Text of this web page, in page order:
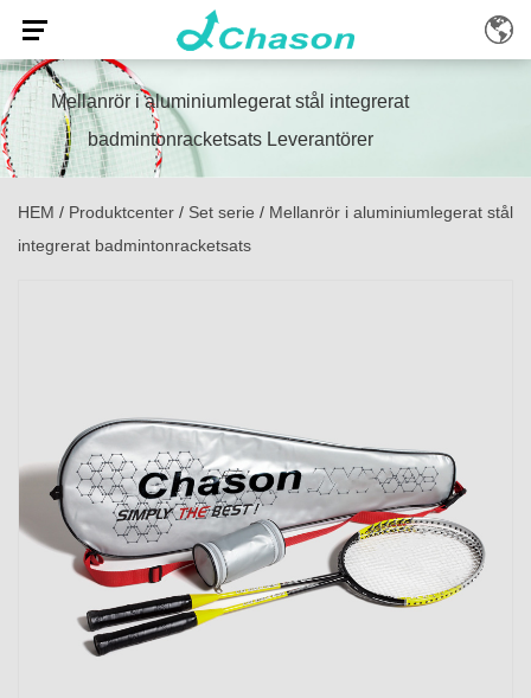
Mellanrör i aluminiumlegerat stål integrerat
badmintonracketsats Leverantörer
HEM / Produktcenter / Set serie / Mellanrör i aluminiumlegerat stål
integrerat badmintonracketsats